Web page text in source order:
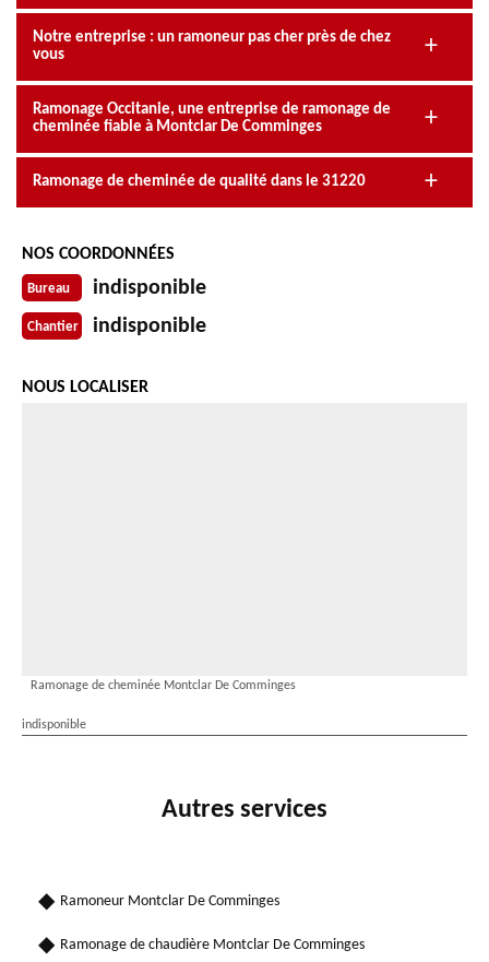
Notre entreprise : un ramoneur pas cher près de chez
vous
Ramonage Occitanie, une entreprise de ramonage de
cheminée fiable à Montclar De Comminges
Ramonage de cheminée de qualité dans le 31220
NOS COORDONNÉES
Bureau indisponible
Chantier indisponible
NOUS LOCALISER
Ramonage de cheminée Montclar De Comminges
indisponible
Autres services
Ramoneur Montclar De Comminges
Ramonage de chaudière Montclar De Comminges